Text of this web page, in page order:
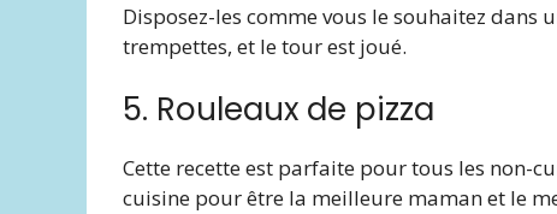
Disposez-les comme vous le souhaitez dans
trempettes, et le tour est joué.
5. Rouleaux de pizza
Cette recette est parfaite pour tous les non-
cuisine pour être la meilleure maman et le